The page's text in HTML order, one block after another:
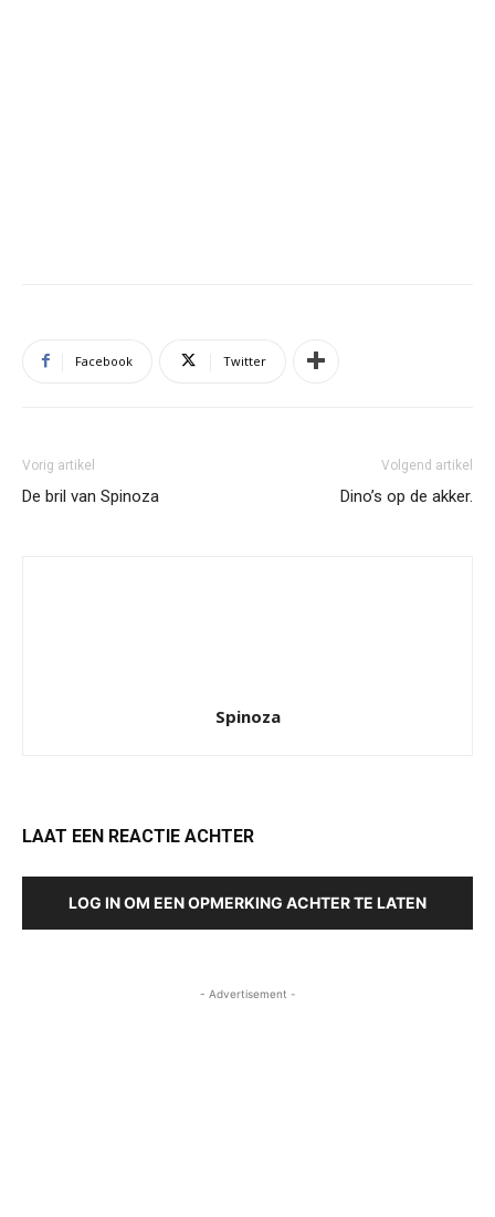
Facebook Twitter
Vorig artikel
De bril van Spinoza
Volgend artikel
Dino’s op de akker.
Spinoza
LAAT EEN REACTIE ACHTER
LOG IN OM EEN OPMERKING ACHTER TE LATEN
- Advertisement -